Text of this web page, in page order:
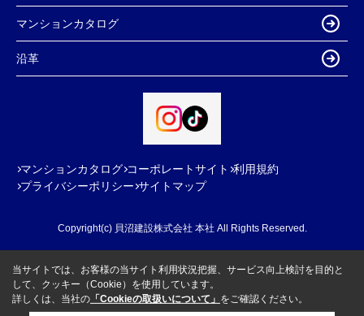
マンションカタログ
沿革
マンションカタログ コーポレートサイト 利用規約
プライバシーポリシー サイトマップ
Copyright(c) 貝沼建設株式会社 本社 All Rights Reserved.
当サイトでは、お客様の当サイト利用状況把握、サービス向上検討を目的と
して、クッキー（Cookie）を使用しています。
詳しくは、当社の 「Cookieの取扱いについて」 をご確認ください。